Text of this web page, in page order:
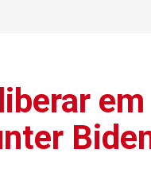
em